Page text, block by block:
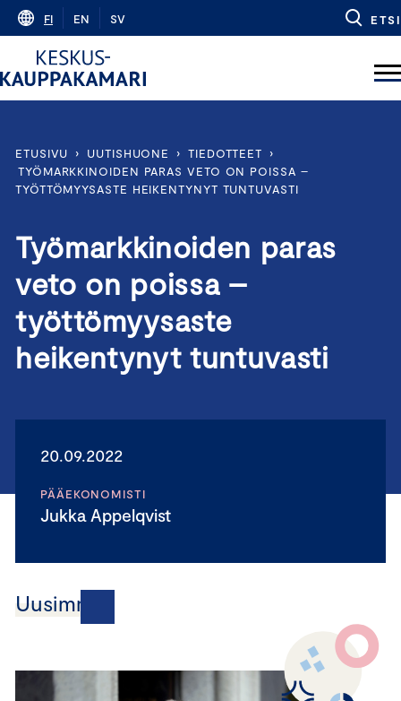
Skip
content
FI EN SV ETSI
ETUSIVU › UUTISHUONE › TIEDOTTEET
›
TYÖMARKKINOIDEN PARAS VETO ON POISSA –
TYÖTTÖMYYSASTE HEIKENTYNYT TUNTUVASTI
Työmarkkinoiden paras
veto on poissa –
työttömyysaste
heikentynyt tuntuvasti
20.09.2022
PÄÄEKONOMISTI
Jukka Appelqvist
Uusimmat